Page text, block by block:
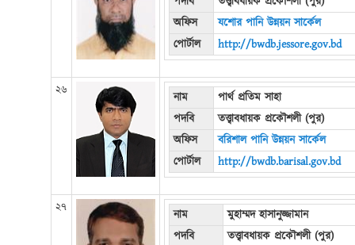
অফিস
যশোর পানি উন্নয়ন সার্কেল
পোর্টাল
http://bwdb.jessore.gov.bd
২৬ নাম
পার্থ প্রতিম সাহা
পদবি
তত্ত্বাবধায়ক প্রকৌশলী (পুর)
অফিস
বরিশাল পানি উন্নয়ন সার্কেল
পোর্টাল
http://bwdb.barisal.gov.bd
২৭ নাম
মুহাম্মদ হাসানুজ্জামান
পদবি
তত্ত্বাবধায়ক প্রকৌশলী (পুর)